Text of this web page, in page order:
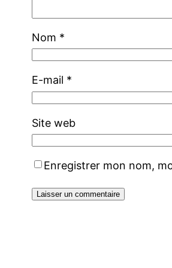
Nom *
E-mail *
Site web
Enregistrer mon nom,